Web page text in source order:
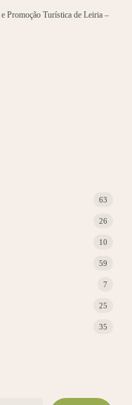
Promoção Turística de Leiria –
63
26
10
59
7
25
35